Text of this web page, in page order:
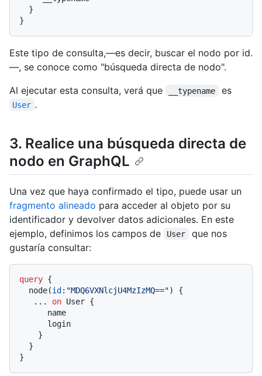
}
}
Este tipo de consulta,—es decir, buscar el nodo por id.
—, se conoce como "búsqueda directa de nodo".
Al ejecutar esta consulta, verá que
__typename es
User .
3. Realice una búsqueda directa de
nodo en GraphQL
Una vez que haya confirmado el tipo, puede usar un
fragmento alineado para acceder al objeto por su
identificador y devolver datos adicionales. En este
ejemplo, definimos los campos de
User
que nos
gustaría consultar:
query {
  node
(id : "MDQ6VXNlcjU4MzIzMQ==")
{
...
on User {
}
}
}